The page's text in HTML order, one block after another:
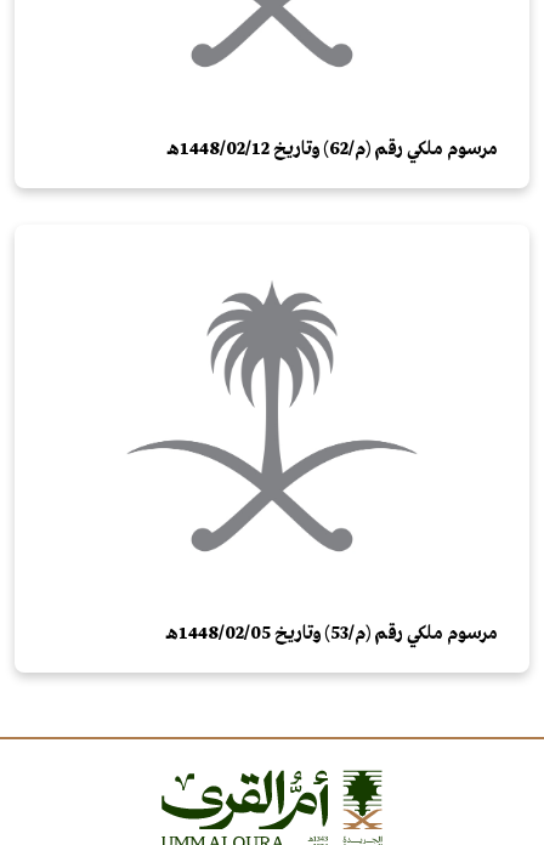
مرسوم ملكي رقم (م/62) وتاريخ 12/‏02‏/1448هـ
مرسوم ملكي رقم (م/53) وتاريخ 1448/02/05هـ